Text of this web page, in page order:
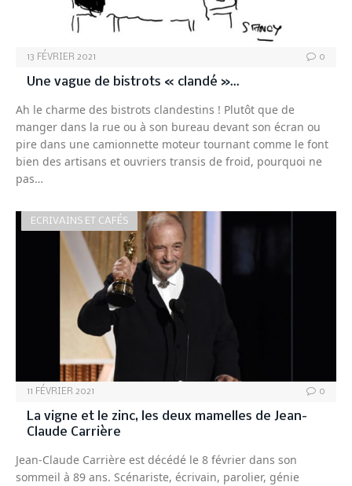
13 FÉVRIER 2021 0
Une vague de bistrots « clandé »…
Ah le charme des bistrots clandestins ! Plutôt que de
manger dans la rue ou à son bureau devant son écran ou
pire dans une camionnette moteur tournant comme le font
bien des artisans et ouvriers transis de froid, pourquoi ne
pas…
ECRIVAINS ET CAFÉS
11 FÉVRIER 2021 0
La vigne et le zinc, les deux mamelles de Jean-
Claude Carrière
Jean-Claude Carrière est décédé le 8 février dans son
sommeil à 89 ans. Scénariste, écrivain, parolier, génie